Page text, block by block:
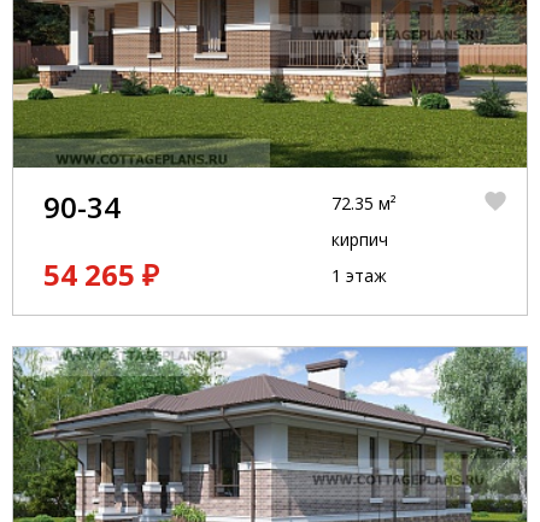
90-34
54 265 ₽
72.35 м²
кирпич
1 этаж